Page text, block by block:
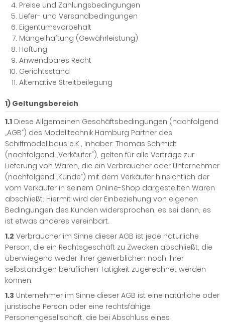
Preise und Zahlungsbedingungen
Liefer- und Versandbedingungen
Eigentumsvorbehalt
Mängelhaftung (Gewährleistung)
Haftung
Anwendbares Recht
Gerichtsstand
Alternative Streitbeilegung
1) Geltungsbereich
1.1 Diese Allgemeinen Geschäftsbedingungen (nachfolgend
„AGB“) des Modelltechnik Hamburg Partner des
Schiffmodellbaus e.K., Inhaber: Thomas Schmidt
(nachfolgend „Verkäufer"), gelten für alle Verträge zur
Lieferung von Waren, die ein Verbraucher oder Unternehmer
(nachfolgend „Kunde“) mit dem Verkäufer hinsichtlich der
vom Verkäufer in seinem Online-Shop dargestellten Waren
abschließt. Hiermit wird der Einbeziehung von eigenen
Bedingungen des Kunden widersprochen, es sei denn, es
ist etwas anderes vereinbart.
1.2 Verbraucher im Sinne dieser AGB ist jede natürliche
Person, die ein Rechtsgeschäft zu Zwecken abschließt, die
überwiegend weder ihrer gewerblichen noch ihrer
selbständigen beruflichen Tätigkeit zugerechnet werden
können.
1.3 Unternehmer im Sinne dieser AGB ist eine natürliche oder
juristische Person oder eine rechtsfähige
Personengesellschaft, die bei Abschluss eines